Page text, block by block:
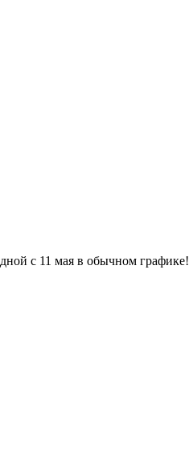
с 11 мая в обычном графике!